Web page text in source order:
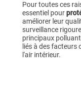
Pour toutes ces
essentiel pour
améliorer leur
surveillance
principaux
liés à des
l'air intérieur.